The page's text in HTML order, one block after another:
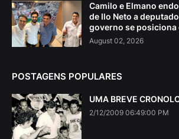
Camilo e Elmano
de Ilo Neto a
governo se posiciona
August 02, 2026
POSTAGENS POPULARES
UMA BREVE
2/12/2009 06:49:00 PM